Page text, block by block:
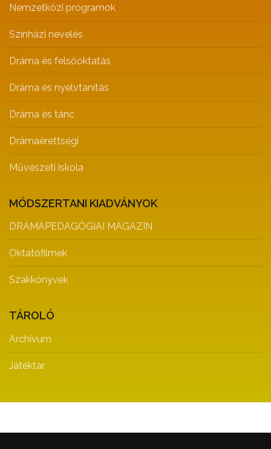
Nemzetközi programok
Színházi nevelés
Dráma és felsőoktatás
Dráma és nyelvtanítás
Dráma és tánc
Drámaérettségi
Művészeti iskola
MÓDSZERTANI KIADVÁNYOK
DRÁMAPEDAGÓGIAI MAGAZIN
Oktatófilmek
Szakkönyvek
TÁROLÓ
Archívum
Játéktár